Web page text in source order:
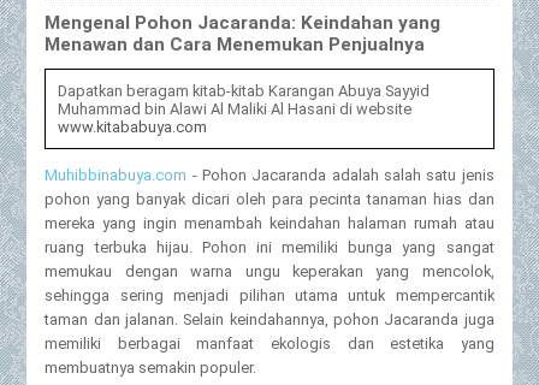
Mengenal Pohon Jacaranda: Keindahan yang
Menawan dan Cara Menemukan Penjualnya
Dapatkan beragam kitab-kitab Karangan Abuya Sayyid
Muhammad bin Alawi Al Maliki Al Hasani di website
www.kitababuya.com
Muhibbinabuya.com - Pohon Jacaranda adalah salah satu jenis
pohon yang banyak dicari oleh para pecinta tanaman hias dan
mereka yang ingin menambah keindahan halaman rumah atau
ruang terbuka hijau. Pohon ini memiliki bunga yang sangat
memukau dengan warna ungu keperakan yang mencolok,
sehingga sering menjadi pilihan utama untuk mempercantik
taman dan jalanan. Selain keindahannya, pohon Jacaranda juga
memiliki berbagai manfaat ekologis dan estetika yang
membuatnya semakin populer.